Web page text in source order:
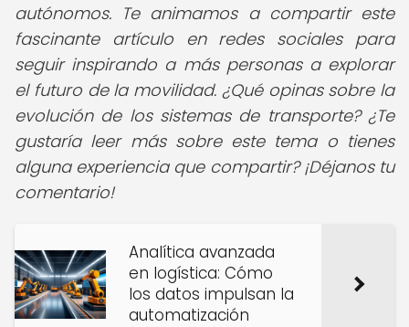
autónomos. Te animamos a compartir este
fascinante artículo en redes sociales para
seguir inspirando a más personas a explorar
el futuro de la movilidad. ¿Qué opinas sobre la
evolución de los sistemas de transporte? ¿Te
gustaría leer más sobre este tema o tienes
alguna experiencia que compartir? ¡Déjanos tu
comentario!
Analítica avanzada
en logística: Cómo
los datos impulsan la
automatización